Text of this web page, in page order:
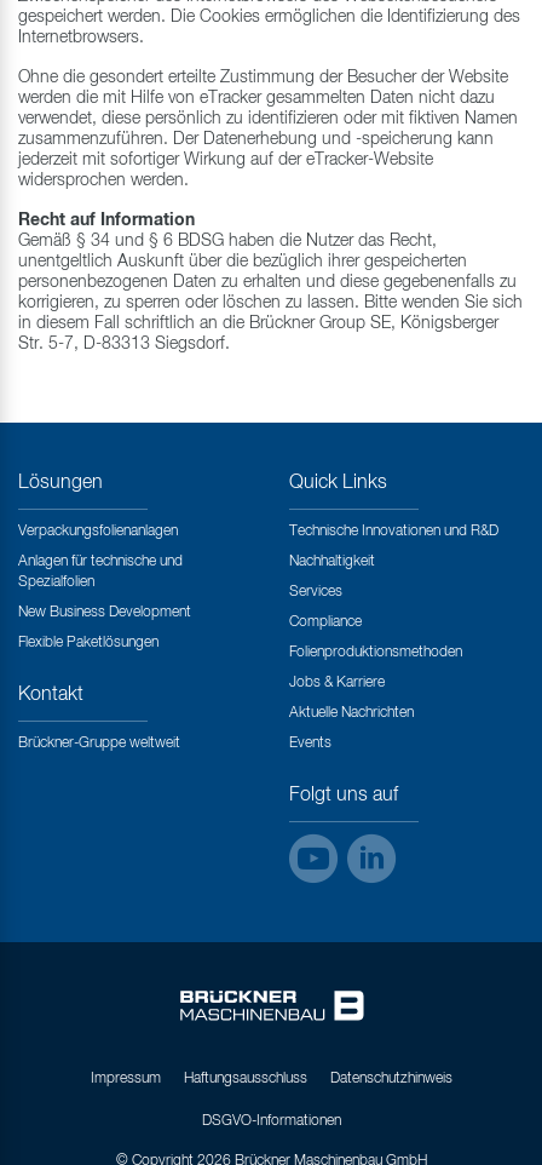
gespeichert werden. Die Cookies ermöglichen die Identifizierung des
Internetbrowsers.
Ohne die gesondert erteilte Zustimmung der Besucher der Website
werden die mit Hilfe von eTracker gesammelten Daten nicht dazu
verwendet, diese persönlich zu identifizieren oder mit fiktiven Namen
zusammenzuführen. Der Datenerhebung und -speicherung kann
jederzeit mit sofortiger Wirkung auf der eTracker-Website
widersprochen werden.
Recht auf Information
Gemäß § 34 und § 6 BDSG haben die Nutzer das Recht,
unentgeltlich Auskunft über die bezüglich ihrer gespeicherten
personenbezogenen Daten zu erhalten und diese gegebenenfalls zu
korrigieren, zu sperren oder löschen zu lassen. Bitte wenden Sie sich
in diesem Fall schriftlich an die Brückner Group SE, Königsberger
Str. 5-7, D-83313 Siegsdorf.
Lösungen
Verpackungsfolienanlagen
Anlagen für technische und
Spezialfolien
New Business Development
Flexible Paketlösungen
Kontakt
Brückner-Gruppe weltweit
Quick Links
Technische Innovationen und R&D
Nachhaltigkeit
Services
Compliance
Folienproduktionsmethoden
Jobs & Karriere
Aktuelle Nachrichten
Events
Folgt uns auf
Impressum Haftungsausschluss Datenschutzhinweis
DSGVO-Informationen
© Copyright 2026 Brückner Maschinenbau GmbH